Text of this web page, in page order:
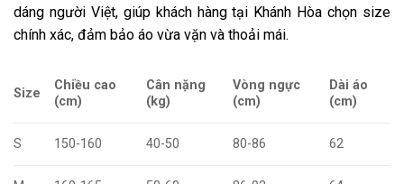
dáng người Việt, giúp khách hàng tại Khánh Hòa chọn size
chính xác, đảm bảo áo vừa vặn và thoải mái.
Size
Chiều cao
(cm)
Cân nặng
(kg)
Vòng ngực
(cm)
Dài áo
(cm)
S 150-160 40-50 80-86 62